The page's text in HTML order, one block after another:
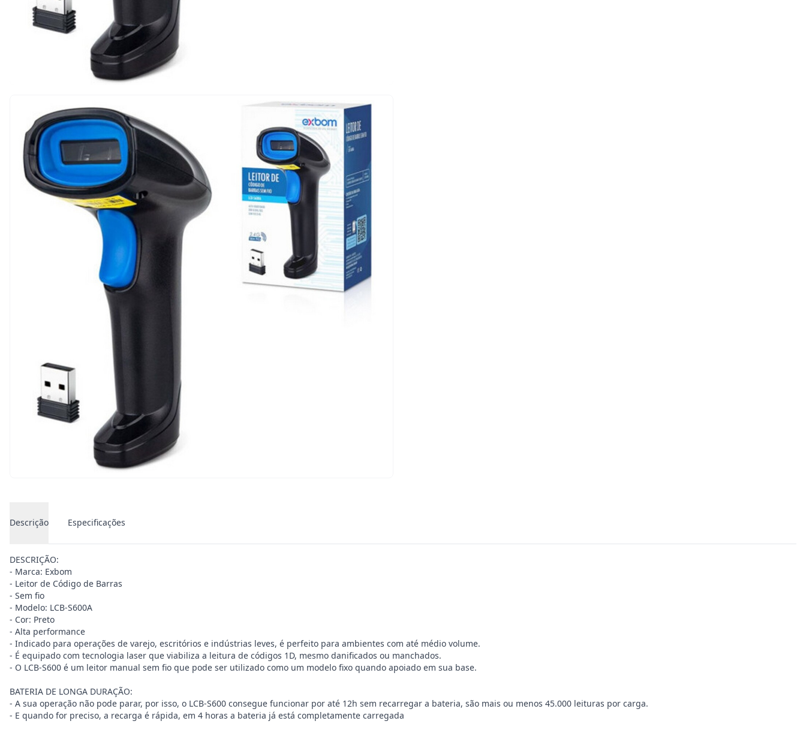
Descrição Especificações
DESCRIÇÃO:
- Marca: Exbom
- Leitor de Código de Barras
- Sem fio
- Modelo: LCB-S600A
- Cor: Preto
- Alta performance
- Indicado para operações de varejo, escritórios e indústrias leves, é perfeito para ambientes com até médio volume.
- É equipado com tecnologia laser que viabiliza a leitura de códigos 1D, mesmo danificados ou manchados.
- O LCB-S600 é um leitor manual sem fio que pode ser utilizado como um modelo fixo quando apoiado em sua base.
BATERIA DE LONGA DURAÇÃO:
- A sua operação não pode parar, por isso, o LCB-S600 consegue funcionar por até 12h sem recarregar a bateria, são mais ou menos 45.000 leituras por carga.
- E quando for preciso, a recarga é rápida, em 4 horas a bateria já está completamente carregada